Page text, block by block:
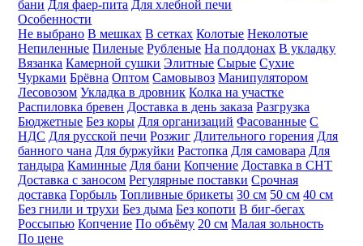
бани Для фаер-пита Для хлебной печи
Особенности
Не выбрано В мешках В сетках Колотые Неколотые
Непиленные Пиленые Рубленые На поддонах В укладку
Вязанка Камерной сушки Элитные Сырые Сухие
Чурками Брёвна Оптом Самовывоз Манипулятором
Лесовозом Укладка в дровник Колка на участке
Распиловка бревен Доставка в день заказа Разгрузка
Бюджетные Без коры Для организаций Фасованные С
НДС Для русской печи Розжиг Длительного горения Для
банного чана Для буржуйки Растопка Для самовара Для
тандыра Каминные Для бани Копчение Доставка в СНТ
Доставка с заносом Регулярные поставки Срочная
доставка Горбыль Топливные брикеты 30 см 50 см 40 см
Без гнили и трухи Без дыма Без копоти В биг-бегах
Россыпью Копчение По объёму 20 см Малая зольность
По цене